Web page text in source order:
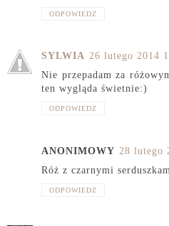
ODPOWIEDZ
SYLWIA 26 lutego 2014
Nie przepadam za
ten wygląda świetnie:)
ODPOWIEDZ
ANONIMOWY 28 lutego
Róż z czarnymi
ODPOWIEDZ